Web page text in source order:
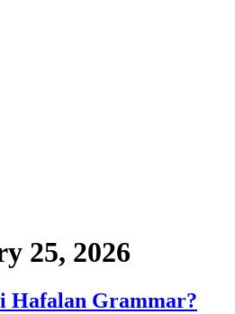
25, 2026
Hafalan Grammar?